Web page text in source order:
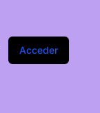
Acceder